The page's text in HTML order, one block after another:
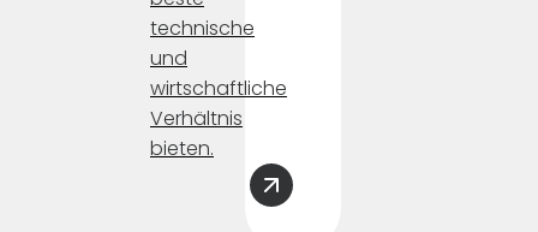
technische
und
wirtschaftliche
Verhältnis
bieten.